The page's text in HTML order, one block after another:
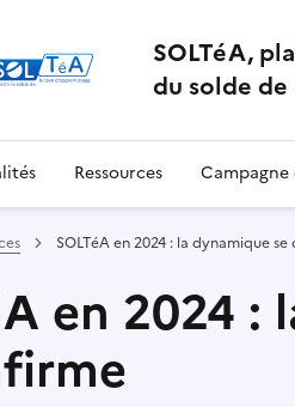
SOLTéA,
du solde de
Ressources
SOLTéA en 2024 : la dynamique
en 2024 :